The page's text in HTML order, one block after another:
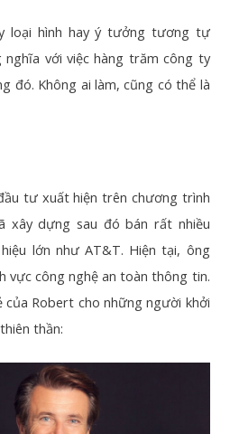
loại hình hay ý tưởng tương tự
với việc hàng trăm công ty
đó. Không ai làm, cũng có thể là
tư xuất hiện trên chương trình
xây dựng sau đó bán rất nhiều
lớn như AT&T. Hiện tại, ông
vực công nghệ an toàn thông tin.
của Robert cho những người khởi
thần: